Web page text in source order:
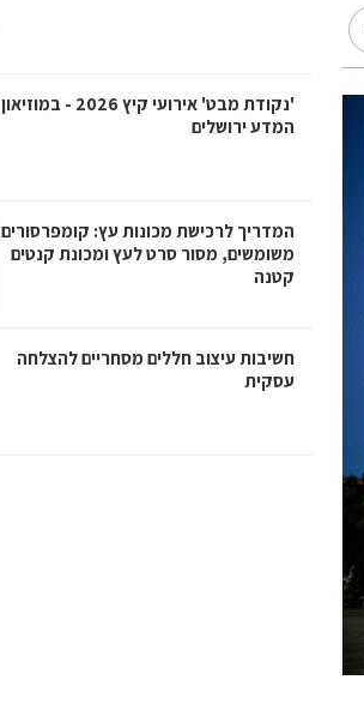
'נקודת מבט' אירועי קיץ 2026 - במוזיאון
המדע ירושלים
המדריך לרכישת מכונות עץ: קומפרסורים
משומשים, מסור סרט לעץ ומכונת קנטים
קטנה
חשיבות עיצוב חללים מסחריים להצלחה
עסקית